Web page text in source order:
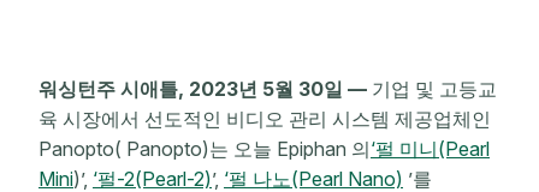
워싱턴주 시애틀, 2023년 5월 30일 — 기업 및 고등교
육 시장에서 선도적인 비디오 관리 시스템 제공업체인
Panopto( Panopto)는 오늘 Epiphan 의‘펄 미니(Pearl
Mini)’, ‘펄-2(Pearl-2)’, ‘펄 나노(Pearl Nano) ’를